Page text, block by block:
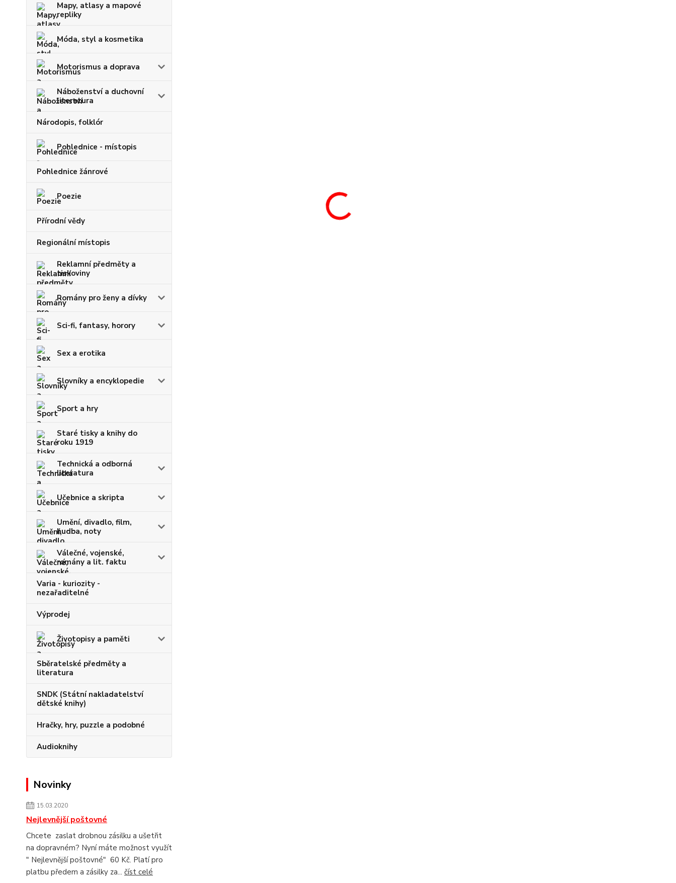
Mapy, atlasy a mapové
repliky
Móda, styl a kosmetika
Motorismus a doprava
Náboženství a duchovní
literatura
Národopis, folklór
Pohlednice - místopis
Pohlednice žánrové
Poezie
Přírodní vědy
Regionální místopis
Reklamní předměty a
tiskoviny
Romány pro ženy a dívky
Sci-fi, fantasy, horory
Sex a erotika
Slovníky a encyklopedie
Sport a hry
Staré tisky a knihy do
roku 1919
Technická a odborná
literatura
Učebnice a skripta
Umění, divadlo, film,
hudba, noty
Válečné, vojenské,
romány a lit. faktu
Varia - kuriozity -
nezařaditelné
Výprodej
Životopisy a paměti
Sběratelské předměty a
literatura
SNDK (Státní nakladatelství
dětské knihy)
Hračky, hry, puzzle a podobné
Audioknihy
Novinky
15.03.2020
Nejlevnější poštovné
Chcete zaslat drobnou zásilku a ušetřit
na dopravném? Nyní máte možnost využít
" Nejlevnější poštovné" 60 Kč. Platí pro
platbu předem a zásilky za... číst celé